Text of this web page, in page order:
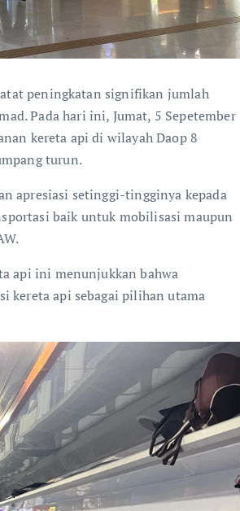
peningkatan signifikan jumlah
Pada hari ini, Jumat, 5 Sepetember
kereta api di wilayah Daop 8
turun.
apresiasi setinggi-tingginya kepada
baik untuk mobilisasi maupun
api ini menunjukkan bahwa
kereta api sebagai pilihan utama